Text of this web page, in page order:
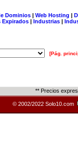
Dominios| Web Hosting |
Expirados | Industrias |
[Pág.
** Precios
© 2002/2022 Solo10.com